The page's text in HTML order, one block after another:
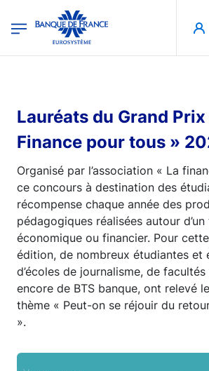
Banque de France - Menu Principal
Lauréats du Grand Prix
Finance pour tous »
Organisé par l’association « La
ce concours à destination des
récompense chaque année des
pédagogiques réalisées autour d’un
économique ou financier. Pour
édition, de nombreux étudiantes et
d’écoles de journalisme, de facultés
encore de BTS banque, ont relevé
thème « Peut-on se réjouir du
».